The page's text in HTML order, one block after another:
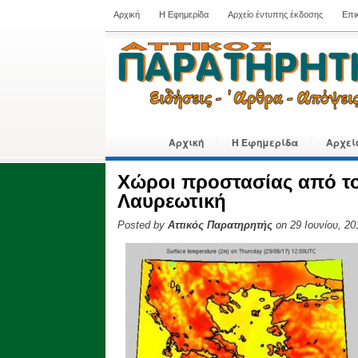
Αρχική Η Εφημερίδα Αρχείο έντυπης έκδοσης
Αρχική Η Εφημερίδα
Χώροι προστασίας από
Λαυρεωτική
Posted by Αττικός Παρατηρητής on 29 Ιουνίου,